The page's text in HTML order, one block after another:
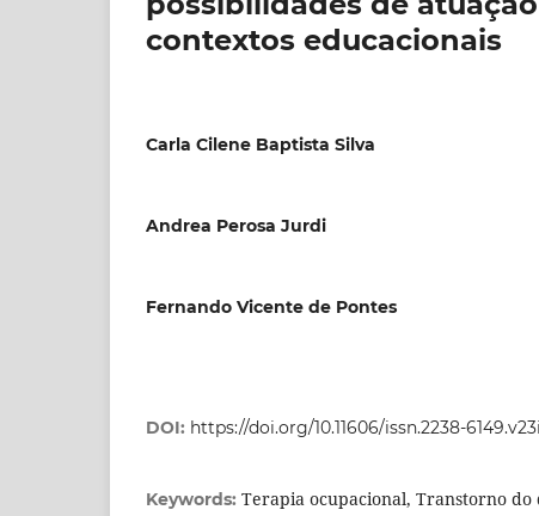
contextos educacionais
Carla Cilene Baptista Silva
Andrea Perosa Jurdi
Fernando Vicente de Pontes
DOI: https://doi.org/10.11606/issn.2238-
Keywords: Terapia ocupacional, Transtorno do